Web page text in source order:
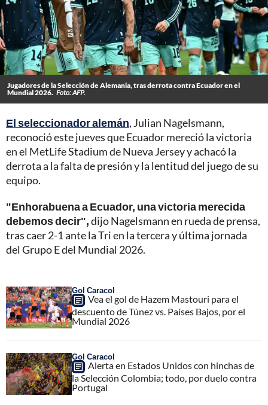
Jugadores de la Selección de Alemania, tras derrota contra Ecuador en el
Mundial 2026. Foto: AFP.
El seleccionador alemán, Julian Nagelsmann,
reconoció este jueves que Ecuador mereció la victoria
en el MetLife Stadium de Nueva Jersey y achacó la
derrota a la falta de presión y la lentitud del juego de su
equipo.
"Enhorabuena a Ecuador, una victoria merecida
debemos decir",dijo Nagelsmann en rueda de prensa,
tras caer 2-1 ante la Tri en la tercera y última jornada
del Grupo E del Mundial 2026.
Gol Caracol
Vea el gol de Hazem Mastouri para el
descuento de Túnez vs. Países Bajos, por el
Mundial 2026
Gol Caracol
Alerta en Estados Unidos con hinchas de
la Selección Colombia; todo, por duelo contra
Portugal